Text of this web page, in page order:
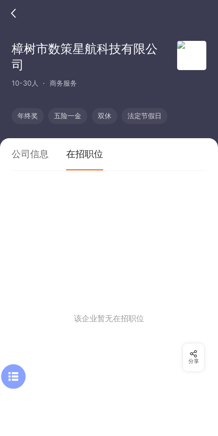
樟树市数策星航科技有限公
司
10-30人 商务服务
年终奖 五险一金 双休 法定节假日
公司信息 在招职位
该企业暂无在招职位
分享